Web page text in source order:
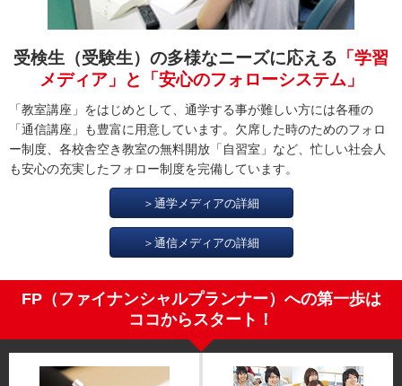
受検生（受験生）の多様なニーズに応える 「学習
メディア」と「安心のフォローシステム」
「教室講座」をはじめとして、通学する事が難しい方には各種の
「通信講座」も豊富に用意しています。欠席した時のためのフォロ
ー制度、各校舎空き教室の無料開放「自習室」など、忙しい社会人
も安心の充実したフォロー制度を完備しています。
＞通学メディアの詳細
＞通信メディアの詳細
FP（ファイナンシャルプランナー）への第一歩は
ココからスタート！